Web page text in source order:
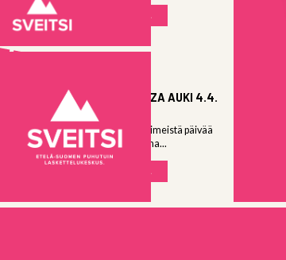
SNOW PLAZA AUKI 4.4.
10-15
Snow Plaza viimeistä päivää
auki lauantaina...